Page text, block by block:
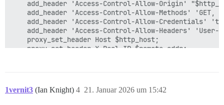
	proxy_http_version 1.1;
proxy_buffers 8 32k;
1vernit3 (Ian Knight) 21. Januar 2026 um 15:42
4